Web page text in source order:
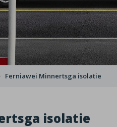
Ferniawei Minnertsga isolatie
isolatie